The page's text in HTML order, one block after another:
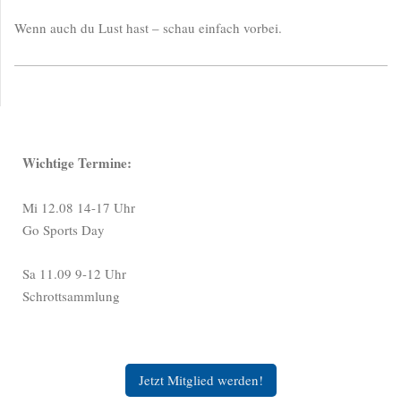
Wenn auch du Lust hast – schau einfach vorbei.
Wichtige Termine:
Mi 12.08 14-17 Uhr
Go Sports Day
Sa 11.09 9-12 Uhr
Schrottsammlung
Jetzt Mitglied werden!